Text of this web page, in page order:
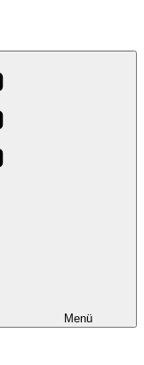
Container
Menü